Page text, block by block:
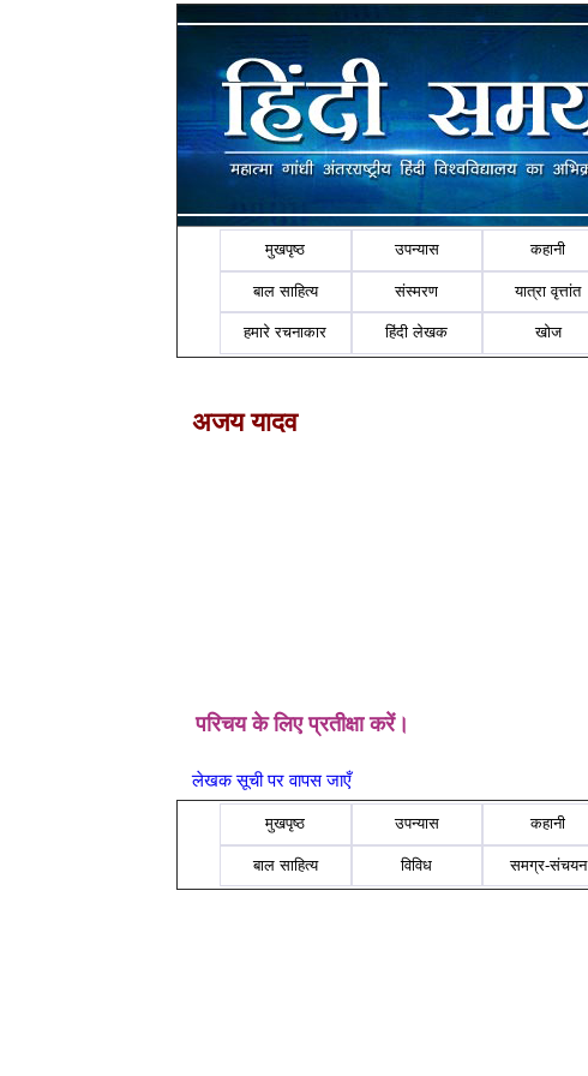
मुखपृष्ठ उपन्यास कहानी
बाल साहित्य संस्मरण यात्रा वृत्तांत
हमारे रचनाकार हिंदी लेखक खोज
अजय यादव
परिचय के लिए प्रतीक्षा करें।
लेखक सूची पर वापस जाएँ
मुखपृष्ठ उपन्यास कहानी
बाल साहित्य विविध समग्र-संचयन